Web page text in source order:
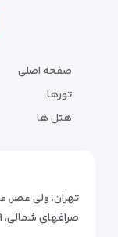
صفحه اصلی
تورها
هتل ها
صرافهای شمالی، ۱۹ شمالی پ ۲۱